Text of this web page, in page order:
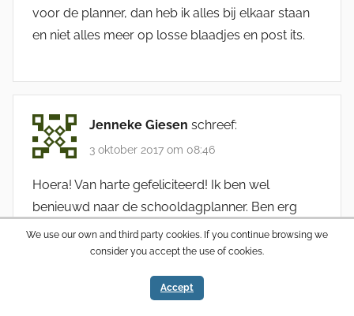
voor de planner, dan heb ik alles bij elkaar staan
en niet alles meer op losse blaadjes en post its.
Jenneke Giesen schreef:
3 oktober 2017 om 08:46
Hoera! Van harte gefeliciteerd! Ik ben wel
benieuwd naar de schooldagplanner. Ben erg
benieuwd hoe dat zal bevallen.
We use our own and third party cookies. If you continue browsing we
consider you accept the use of cookies.
Accept